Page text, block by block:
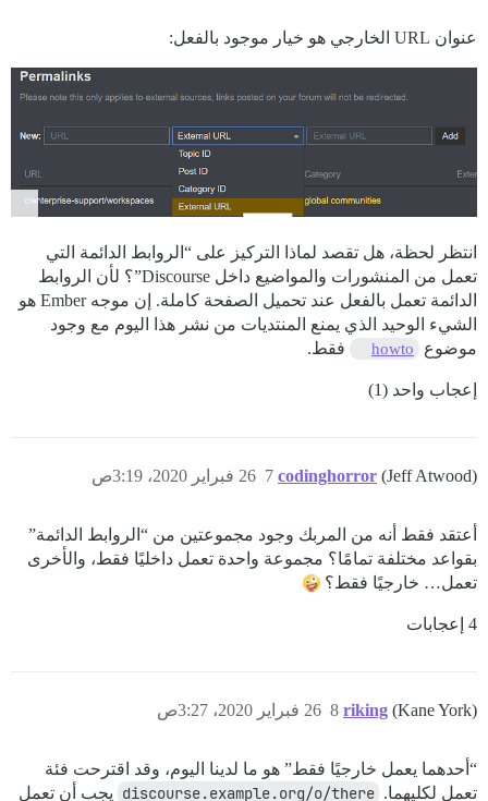
عنوان URL الخارجي هو خيار موجود بالفعل:
انتظر لحظة، هل تقصد لماذا التركيز على “الروابط الدائمة التي
تعمل من المنشورات والمواضيع داخل Discourse”؟ لأن الروابط
الدائمة تعمل بالفعل عند تحميل الصفحة كاملة. إن موجه Ember هو
الشيء الوحيد الذي يمنع المنتديات من نشر هذا اليوم مع وجود
موضوع
howto فقط.
إعجاب واحد (1)
codinghorror (Jeff Atwood) 26 فبراير 2020، 3:19ص 7
أعتقد فقط أنه من المربك وجود مجموعتين من “الروابط الدائمة”
بقواعد مختلفة تمامًا؟ مجموعة واحدة تعمل داخليًا فقط، والأخرى
تعمل… خارجيًا فقط؟
4 إعجابات
riking (Kane York) 26 فبراير 2020، 3:27ص 8
“أحدهما يعمل خارجيًا فقط” هو ما لدينا اليوم، وقد اقترحت فئة
تعمل لكليهما. discourse.example.org/o/there يجب أن تعمل